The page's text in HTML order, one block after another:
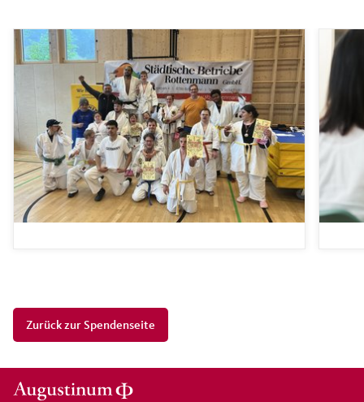
Zurück zur Spendenseite